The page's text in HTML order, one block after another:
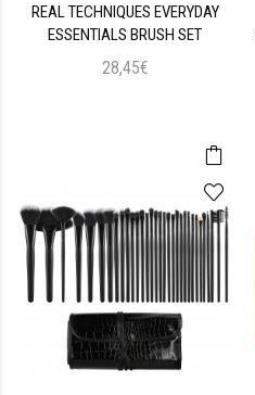
REAL TECHNIQUES EVERYDAY
ESSENTIALS BRUSH SET
28,45€